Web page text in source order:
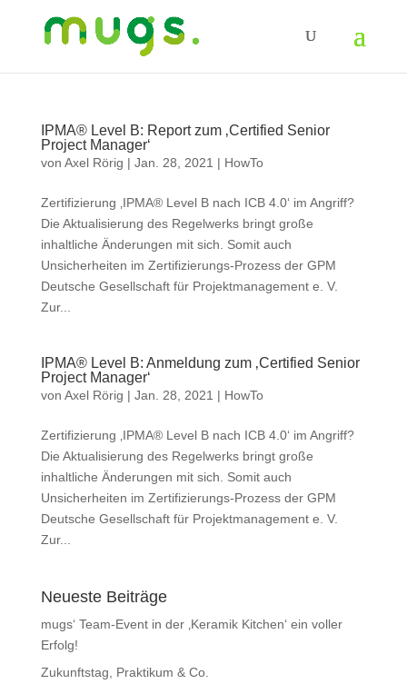
IPMA® Level B: Report zum ‚Certified Senior
Project Manager‘
von Axel Rörig | Jan. 28, 2021 | HowTo
Zertifizierung ‚IPMA® Level B nach ICB 4.0‘ im Angriff?
Die Aktualisierung des Regelwerks bringt große
inhaltliche Änderungen mit sich. Somit auch
Unsicherheiten im Zertifizierungs-Prozess der GPM
Deutsche Gesellschaft für Projektmanagement e. V.
Zur...
IPMA® Level B: Anmeldung zum ‚Certified Senior
Project Manager‘
von Axel Rörig | Jan. 28, 2021 | HowTo
Zertifizierung ‚IPMA® Level B nach ICB 4.0‘ im Angriff?
Die Aktualisierung des Regelwerks bringt große
inhaltliche Änderungen mit sich. Somit auch
Unsicherheiten im Zertifizierungs-Prozess der GPM
Deutsche Gesellschaft für Projektmanagement e. V.
Zur...
Neueste Beiträge
mugs‘ Team-Event in der ‚Keramik Kitchen‘ ein voller
Erfolg!
Zukunftstag, Praktikum & Co.